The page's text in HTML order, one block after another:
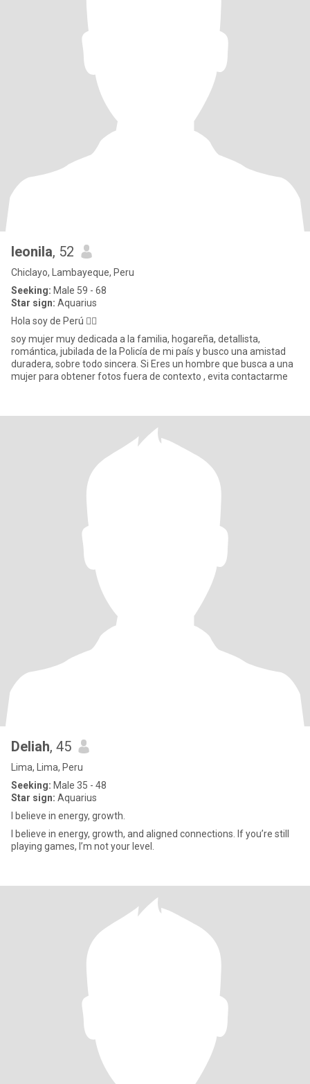
leonila, 52
Chiclayo, Lambayeque, Peru
Seeking: Male 59 - 68
Star sign: Aquarius
Hola soy de Perú 🙋‍♀️
soy mujer muy dedicada a la familia, hogareña, detallista,
romántica, jubilada de la Policía de mi país y busco una amistad
duradera, sobre todo sincera. Si Eres un hombre que busca a una
mujer para obtener fotos fuera de contexto , evita contactarme
Deliah, 45
Lima, Lima, Peru
Seeking: Male 35 - 48
Star sign: Aquarius
I believe in energy, growth.
I believe in energy, growth, and aligned connections. If you’re still
playing games, I’m not your level.